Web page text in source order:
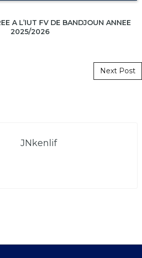
A L’IUT FV DE BANDJOUN ANNEE
2025/2026
Next Post
JNkenlif